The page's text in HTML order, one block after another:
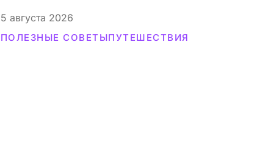
5 августа 2026
ПОЛЕЗНЫЕ СОВЕТЫПУТЕШЕСТВИЯ